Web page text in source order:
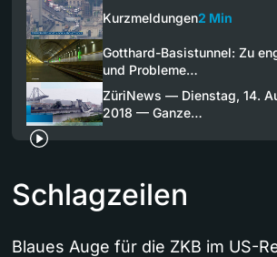
Kurzmeldungen2 Min
Gotthard-Basistunnel: Zu
und Probleme…
ZüriNews — Dienstag, 14.
2018 — Ganze…
Schlagzeilen
Blaues Auge für die ZKB im US-